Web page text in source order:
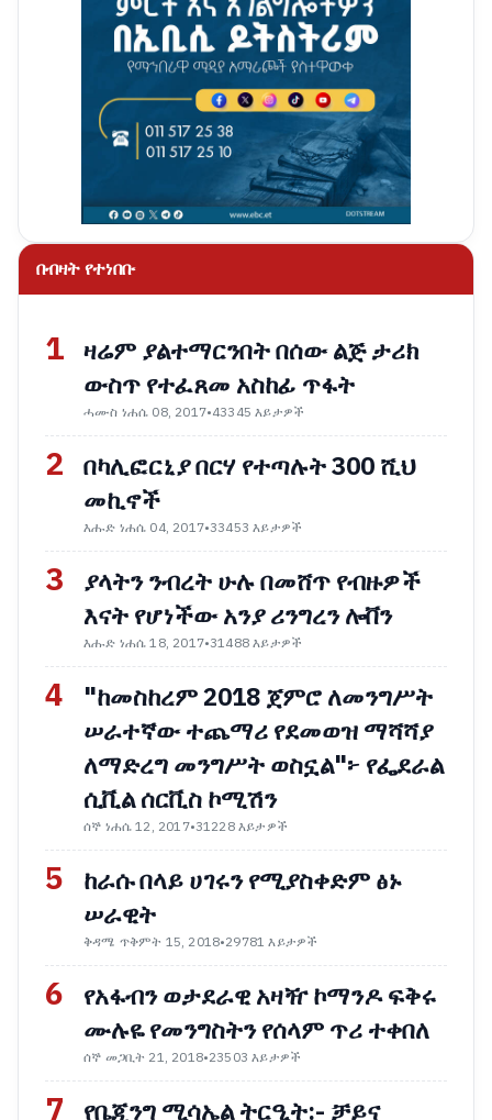
በብዛት የተነበቡ
1 ዛሬም ያልተማርንበት በሰው ልጅ ታሪክ
ውስጥ የተፈጸመ አስከፊ ጥፋት
ሓሙስ ነሐሴ 08, 2017•43345 እይታዎች
2 በካሊፎርኒያ በርሃ የተጣሉት 300 ሺህ
መኪኖች
እሑድ ነሐሴ 04, 2017•33453 እይታዎች
3
ያላትን ንብረት ሁሉ በመሸጥ የብዙዎች
እናት የሆነችው አንያ ሪንግረን ሎቨን
እሑድ ነሐሴ 18, 2017•31488 እይታዎች
4
"ከመስከረም 2018 ጀምሮ ለመንግሥት
ሠራተኛው ተጨማሪ የደመወዝ ማሻሻያ
ለማድረግ መንግሥት ወስኗል"፦ የፌደራል
ሲቪል ሰርቪስ ኮሚሽን
ሰኞ ነሐሴ 12, 2017•31228 እይታዎች
5
ከራሱ በላይ ሀገሩን የሚያስቀድም ፅኑ
ሠራዊት
ቅዳሜ ጥቅምት 15, 2018•29781 እይታዎች
6
የአፋብን ወታደራዊ አዛዥ ኮማንዶ ፍቅሩ
ሙሉዬ የመንግስትን የሰላም ጥሪ ተቀበለ
ሰኞ መጋቢት 21, 2018•23503 እይታዎች
7
የቤጂንግ ሚሳኤል ትርዒት:- ቻይና